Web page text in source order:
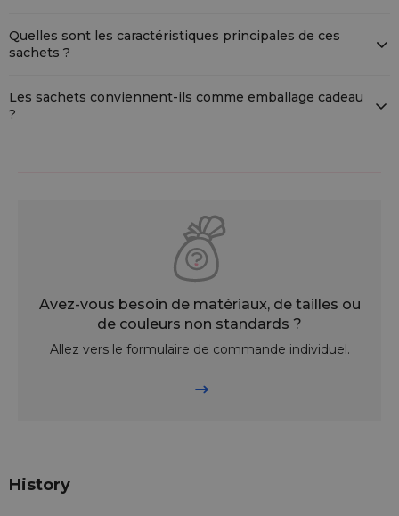
vos besoins.
Quelles sont les caractéristiques principales de ces
sachets ?
Les sachets conviennent-ils comme emballage cadeau
?
Avez-vous besoin de matériaux, de tailles ou
de couleurs non standards ?
Allez vers le formulaire de commande individuel.
History